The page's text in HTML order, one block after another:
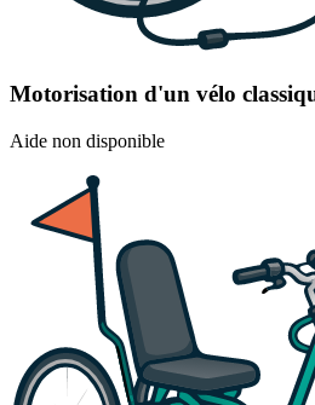
Motorisation d'un vélo
Aide non disponible